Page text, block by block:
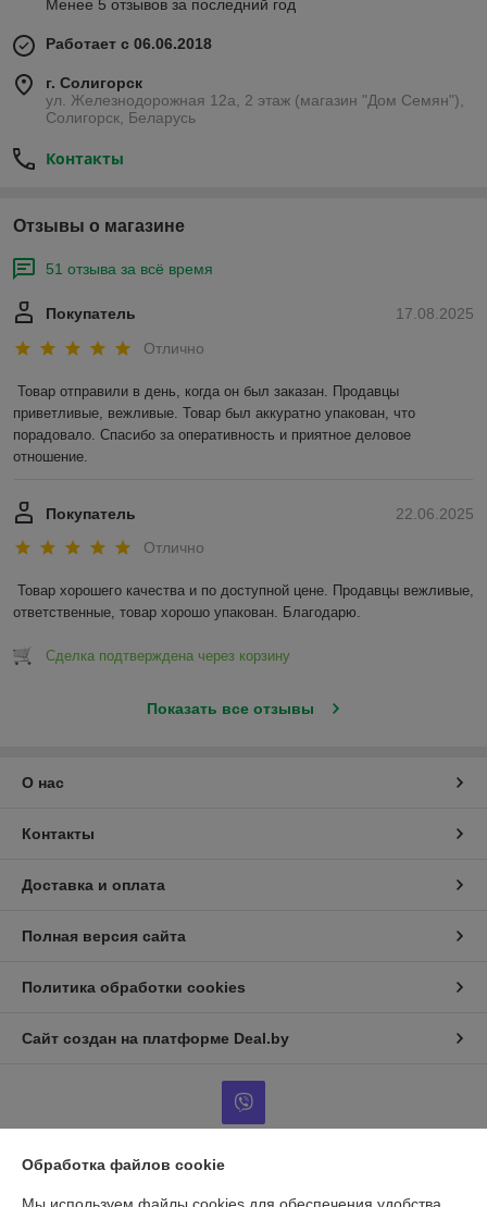
Менее 5 отзывов за последний год
Работает с 06.06.2018
г. Солигорск
ул. Железнодорожная 12а, 2 этаж (магазин "Дом Семян"),
Солигорск, Беларусь
Контакты
Отзывы о магазине
51 отзыва за всё время
17.08.2025
Покупатель
Отлично
Товар отправили в день, когда он был заказан. Продавцы
приветливые, вежливые. Товар был аккуратно упакован, что
порадовало. Спасибо за оперативность и приятное деловое
отношение.
22.06.2025
Покупатель
Отлично
Товар хорошего качества и по доступной цене. Продавцы вежливые,
ответственные, товар хорошо упакован. Благодарю.
Сделка подтверждена через корзину
Показать все отзывы
О нас
Контакты
Доставка и оплата
Полная версия сайта
Политика обработки cookies
Сайт создан на платформе Deal.by
Обработка файлов cookie